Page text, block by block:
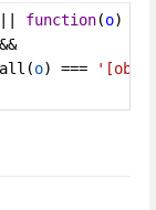
function(o) {
&&
(o) ===